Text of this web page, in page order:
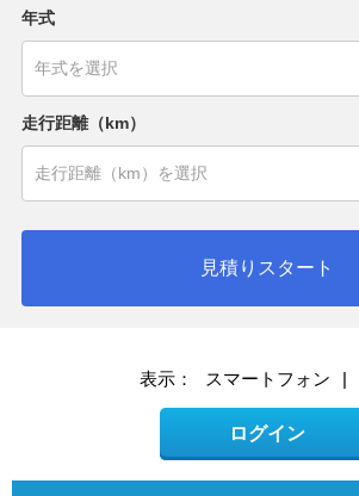
年式
走行距離（km）
見積りスタート
表示： スマートフォン |
ログイン